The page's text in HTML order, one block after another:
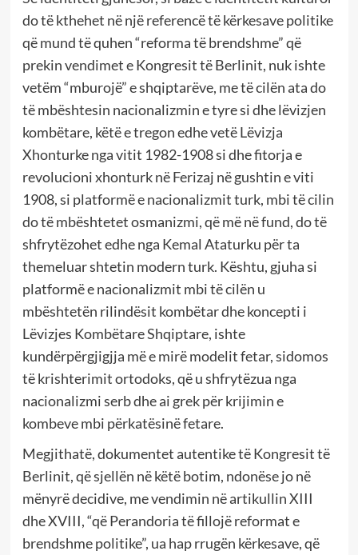
do të kthehet në një referencë të kërkesave politike
që mund të quhen “reforma të brendshme” që
prekin vendimet e Kongresit të Berlinit, nuk ishte
vetëm “mburojë” e shqiptarëve, me të cilën ata do
të mbështesin nacionalizmin e tyre si dhe lëvizjen
kombëtare, këtë e tregon edhe vetë Lëvizja
Xhonturke nga vitit 1982-1908 si dhe fitorja e
revolucioni xhonturk në Ferizaj në gushtin e viti
1908, si platformë e nacionalizmit turk, mbi të cilin
do të mbështetet osmanizmi, që më në fund, do të
shfrytëzohet edhe nga Kemal Ataturku për ta
themeluar shtetin modern turk. Kështu, gjuha si
platformë e nacionalizmit mbi të cilën u
mbështetën rilindësit kombëtar dhe koncepti i
Lëvizjes Kombëtare Shqiptare, ishte
kundërpërgjigjja më e mirë modelit fetar, sidomos
të krishterimit ortodoks, që u shfrytëzua nga
nacionalizmi serb dhe ai grek për krijimin e
kombeve mbi përkatësinë fetare.
Megjithatë, dokumentet autentike të Kongresit të
Berlinit, që sjellën në këtë botim, ndonëse jo në
mënyrë decidive, me vendimin në artikullin XIII
dhe XVIII, “që Perandoria të fillojë reformat e
brendshme politike”, ua hap rrugën kërkesave, që